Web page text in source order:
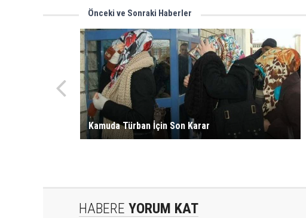
Önceki ve Sonraki Haberler
Kamuda Türban İçin Son Karar
HABERE YORUM KAT